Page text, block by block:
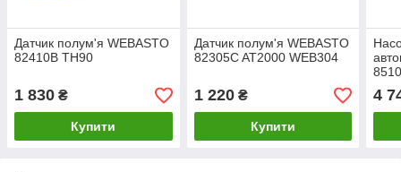
Датчик полум'я WEBASTO
82410B TH90
1 830 ₴
Купити
Датчик полум'я WEBASTO
82305C AT2000 WEB304
1 220₴
Купити
4